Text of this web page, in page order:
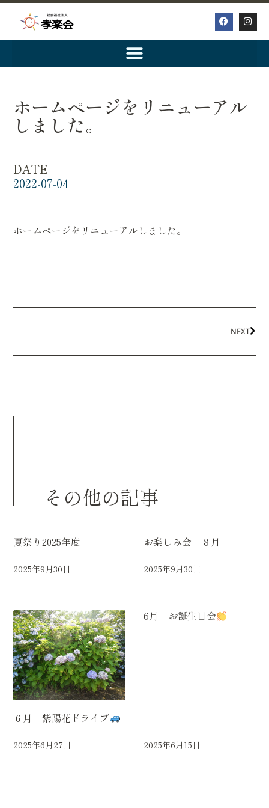
ホームページをリニューアル
しました。
DATE
2022-07-04
ホームページをリニューアルしました。
NEXT
その他の記事
夏祭り2025年度
2025年9月30日
お楽しみ会 ８月
2025年9月30日
６月 紫陽花ドライブ
2025年6月27日
6月 お誕生日会
2025年6月15日